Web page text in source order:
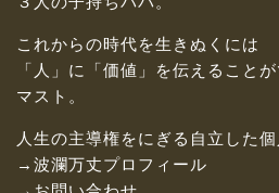
これからの時代を生きぬくには
「人」に「価値」を伝えること
マスト。
人生の主導権をにぎる自立した個
→波瀾万丈プロフィール